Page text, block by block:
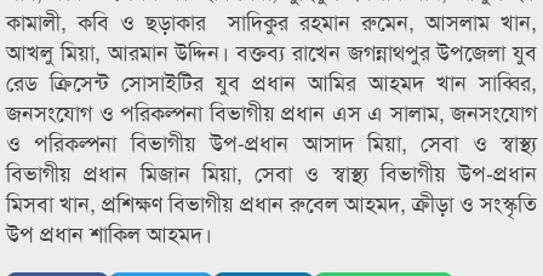
কামালী, কবি ও ছড়াকার সাদিকুর রহমান রুমেন, আসলাম খান,
আখলু মিয়া, আরমান উদ্দিন। বক্তব্য রাখেন জগন্নাথপুর উপজেলা যুব
রেড ক্রিসেন্ট সোসাইটির যুব প্রধান আমির আহমদ খান সাব্বির,
জনসংযোগ ও পরিকল্পনা বিভাগীয় প্রধান এস এ সালাম, জনসংযোগ
ও পরিকল্পনা বিভাগীয় উপ-প্রধান আসাদ মিয়া, সেবা ও স্বাস্থ্য
বিভাগীয় প্রধান মিজান মিয়া, সেবা ও স্বাস্থ্য বিভাগীয় উপ-প্রধান
মিসবা খান, প্রশিক্ষণ বিভাগীয় প্রধান রুবেল আহমদ, ক্রীড়া ও সংস্কৃতি
উপ প্রধান শাকিল আহমদ।